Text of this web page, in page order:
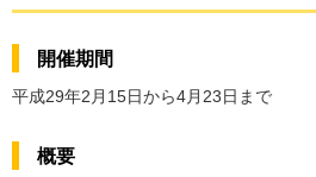
開催期間
平成29年2月15日から4月23日まで
概要